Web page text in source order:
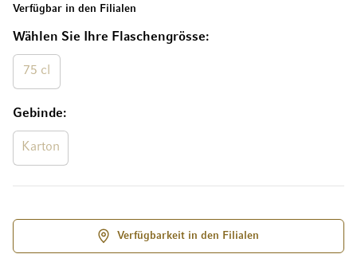
Wählen Sie Ihre Flaschengrösse
75 cl
Gebinde
Karton
Verfügbar in den Filialen
Verfügbarkeit in den Filialen